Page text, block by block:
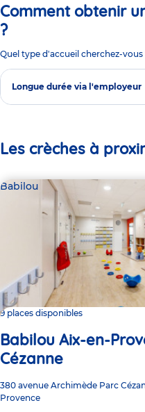
Comment obtenir
?
Quel type d'accueil cherchez-vous
Longue durée via l'employeur
Les crèches à
Babilou
9 places disponibles
Babilou Aix-en-
Cézanne
Adresse
de
380 avenue Archimède Parc
Provence